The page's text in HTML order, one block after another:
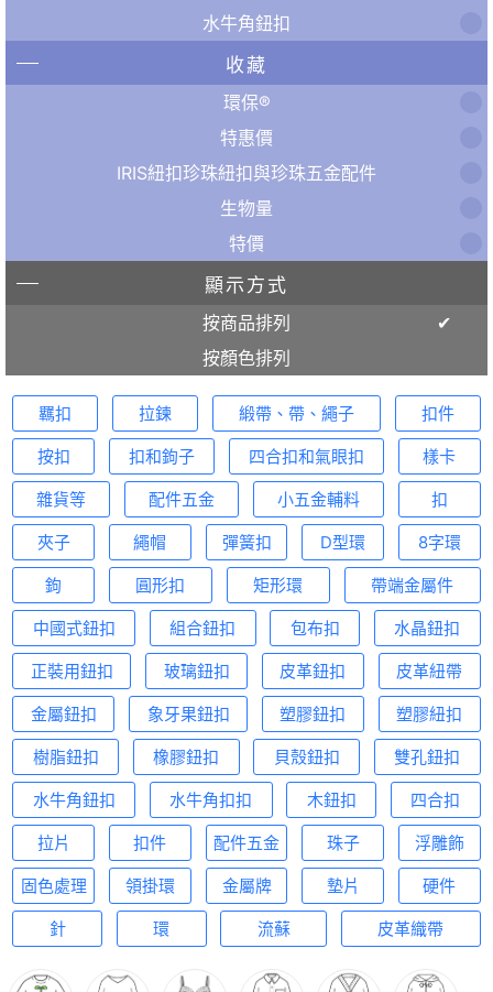
水牛角鈕扣
收藏
環保®
特惠價
IRIS紐扣珍珠紐扣與珍珠五金配件
生物量
特價
顯示方式
按商品排列
按顏色排列
羈扣 拉鍊 緞帶、帶、繩子 扣件
按扣 扣和鉤子 四合扣和氣眼扣 樣卡
雜貨等 配件五金 小五金輔料 扣
夾子 繩帽 彈簧扣 D型環 8字環
鉤 圓形扣 矩形環 帶端金屬件
中國式鈕扣 組合鈕扣 包布扣 水晶鈕扣
正裝用鈕扣 玻璃鈕扣 皮革鈕扣 皮革紐帶
金屬鈕扣 象牙果鈕扣 塑膠鈕扣 塑膠紐扣
樹脂鈕扣 橡膠鈕扣 貝殼鈕扣 雙孔鈕扣
水牛角鈕扣 水牛角扣扣 木鈕扣 四合扣
拉片 扣件 配件五金 珠子 浮雕飾
固色處理 領掛環 金屬牌 墊片 硬件
針 環 流蘇 皮革織帶